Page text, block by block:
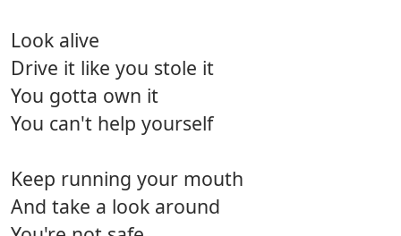
Look alive
Drive it like you stole it
You gotta own it
You can't help yourself
Keep running your mouth
And take a look around